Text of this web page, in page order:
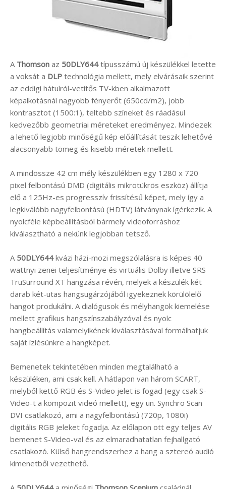
A Thomson az 50DLY644típusszámú új készülékkel letette
a voksát a DLP technológia mellett, mely elvárásaik szerint
az eddigi hátulról-vetítős TV-kben alkalmazott
képalkotásnál nagyobb fényerőt (650cd/m2), jobb
kontrasztot (1500:1), teltebb színeket és ráadásul
kedvezőbb geometriai méreteket eredményez. Mindezek
a lehető legjobb minőségű kép előállítását teszik lehetővé
alacsonyabb tömeg és kisebb méretek mellett.
A mindössze 42 cm mély készülékben egy 1280 x 720
pixel felbontású DMD (digitális mikrotükrös eszköz) állítja
elő a 125Hz-es progresszív frissítésű képet, mely így a
legkiválóbb nagyfelbontású (HDTV) látványnak ígérkezik. A
nyolcféle képbeállításból bármely videoforráshoz
kiválasztható a nekünk legjobban tetsző.
A 50DLY644kvázi házi-mozi megszólalásra is képes 40
wattnyi zenei teljesítménye és virtuális Dolby illetve SRS
TruSurround XT hangzása révén, melyek a készülék két
darab két-utas hangsugárzójából igyekeznek körülölelő
hangot produkálni. A dialógusok és mélyhangok kiemelése
mellett grafikus hangszínszabályzóval és nyolc
hangbeállítás valamelyikének kiválasztásával formálhatjuk
saját ízlésünkre a hangképet.
Bemenetek tekintetében minden megtalálható a
készüléken, ami csak kell. A hátlapon van három SCART,
melyből kettő RGB és S-Video jelet is fogad (egy csak S-
Video-t a kompozit videó mellett), egy un. Synchro Scan
DVI csatlakozó, ami a nagyfelbontású (720p, 1080i)
digitális RGB jeleket fogadja. Az előlapon ott egy teljes AV
bemenet S-Video-val és az elmaradhatatlan fejhallgató
csatlakozó. Külső hangrendszerhez a hang a sztereó audió
kimenetből vezethető.